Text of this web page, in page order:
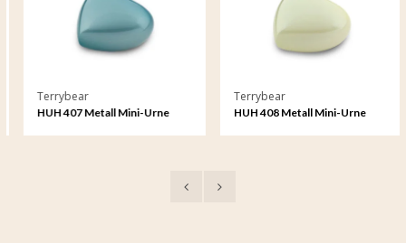
Terrybear
HUH 407 Metall Mini-Urne
Terrybear
HUH 408 Metall Mini-Urne